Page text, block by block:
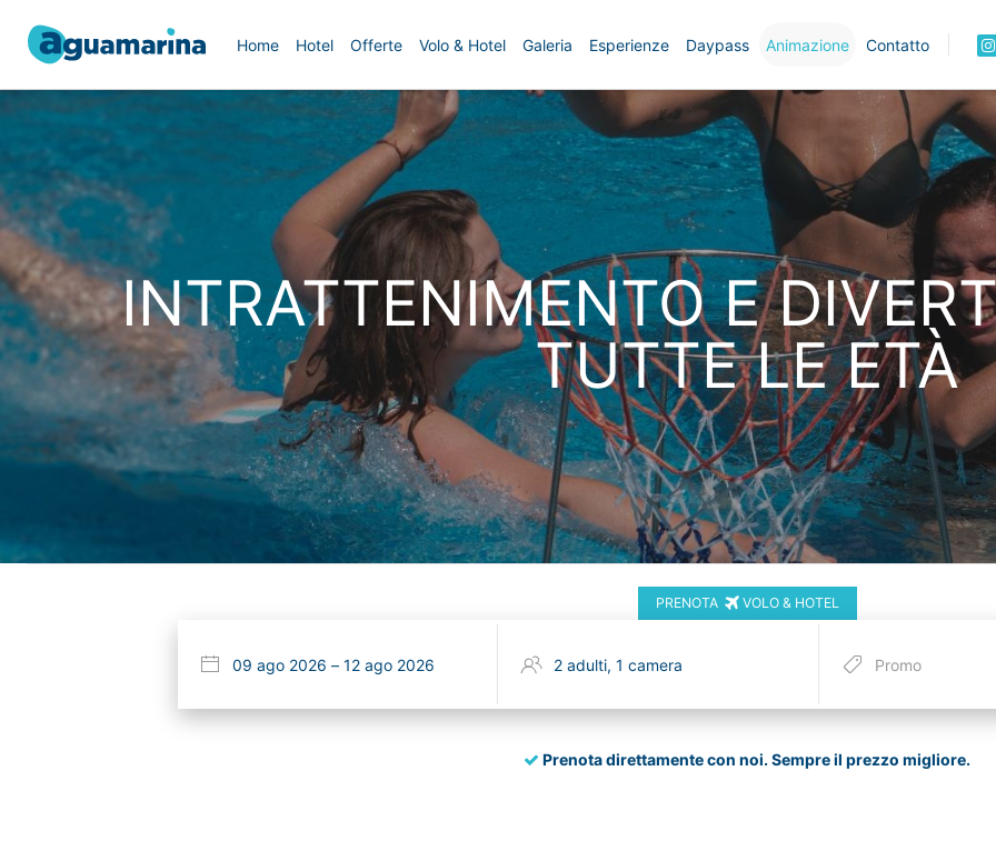
Home Hotel Offerte Volo & Hotel Galeria Esperienze Daypass Animazione Contatto
INTRATTENIMENTO E
TUTTE LE ETÀ
PRENOTA VOLO & HOTEL
Prenota direttamente con noi.Sempre il prezzo migliore.